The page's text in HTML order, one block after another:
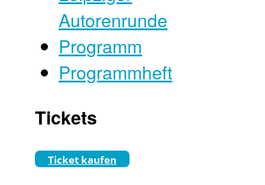
Autorenrunde
Programm
Programmheft
Tickets
Ticket kaufen